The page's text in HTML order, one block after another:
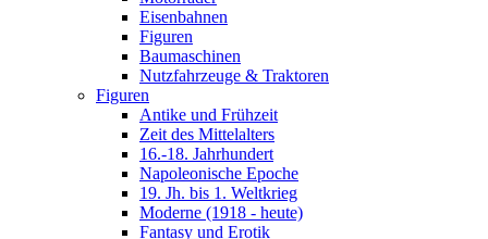
Eisenbahnen
Figuren
Baumaschinen
Nutzfahrzeuge & Traktoren
Figuren
Antike und Frühzeit
Zeit des Mittelalters
16.-18. Jahrhundert
Napoleonische Epoche
19. Jh. bis 1. Weltkrieg
Moderne (1918 - heute)
Fantasy und Erotik